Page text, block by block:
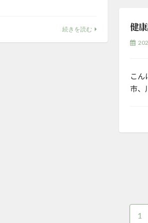
続きを読む 健
こん
市
固
1